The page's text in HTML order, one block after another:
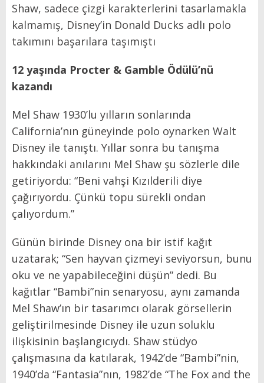
Shaw, sadece çizgi karakterlerini tasarlamakla
kalmamış, Disney’in Donald Ducks adlı polo
takımını başarılara taşımıştı
12 yaşında Procter & Gamble Ödülü’nü
kazandı
Mel Shaw 1930’lu yılların sonlarında
California’nın güneyinde polo oynarken Walt
Disney ile tanıştı. Yıllar sonra bu tanışma
hakkındaki anılarını Mel Shaw şu sözlerle dile
getiriyordu: “Beni vahşi Kızılderili diye
çağırıyordu. Çünkü topu sürekli ondan
çalıyordum.”
Günün birinde Disney ona bir istif kağıt
uzatarak; “Sen hayvan çizmeyi seviyorsun, bunu
oku ve ne yapabileceğini düşün” dedi. Bu
kağıtlar “Bambi”nin senaryosu, aynı zamanda
Mel Shaw’ın bir tasarımcı olarak görsellerin
geliştirilmesinde Disney ile uzun soluklu
ilişkisinin başlangıcıydı. Shaw stüdyo
çalışmasına da katılarak, 1942’de “Bambi”nin,
1940’da “Fantasia”nın, 1982’de “The Fox and the